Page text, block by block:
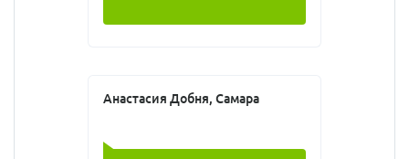
Анастасия Добня, Самара